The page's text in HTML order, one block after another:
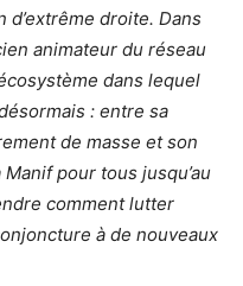
droite. Dans
animateur du réseau
dans lequel
: entre sa
de masse et son
pour tous jusqu’au
comment lutter
à de nouveaux